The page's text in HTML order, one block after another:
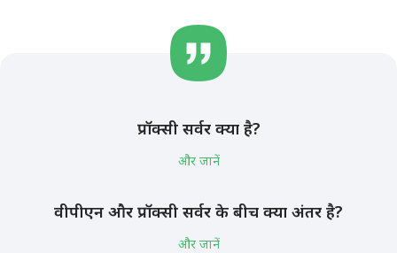
प्रॉक्सी सर्वर क्या है?
और जानें
वीपीएन और प्रॉक्सी सर्वर के बीच क्या अंतर है?
और जानें